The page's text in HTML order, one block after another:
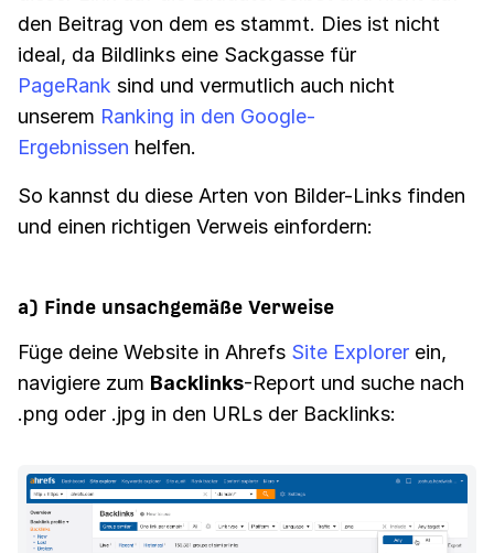
den Beitrag von dem es stammt. Dies ist nicht
ideal, da Bildlinks eine Sackgasse für
PageRank sind und vermutlich auch nicht
unserem Ranking in den Google-
Ergebnissen helfen.
So kannst du diese Arten von Bilder-Links finden
und einen richtigen Verweis einfordern:
a) Finde unsachgemäße Verweise
Füge deine Website in Ahrefs Site Explorer ein,
navigiere zum Backlinks-Report und suche nach
.png oder .jpg in den URLs der Backlinks: